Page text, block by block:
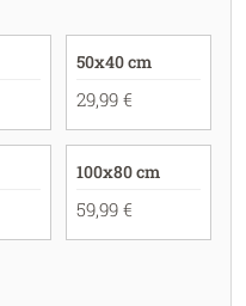
50x40 cm
29,99 €
100x80 cm
59,99 €